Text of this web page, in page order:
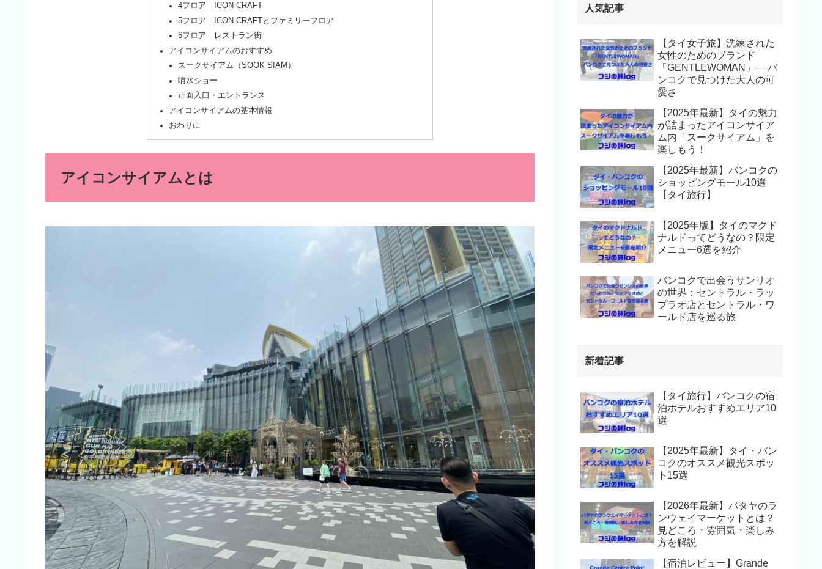
4フロア ICON CRAFT
5フロア ICON CRAFTとファミリーフロア
6フロア レストラン街
アイコンサイアムのおすすめ
スークサイアム（SOOK SIAM）
噴水ショー
正面入口・エントランス
アイコンサイアムの基本情報
おわりに
アイコンサイアムとは
人気記事
【タイ女子旅】洗練された
女性のためのブランド
「GENTLEWOMAN」— バ
ンコクで見つけた大人の可
愛さ
【2025年最新】タイの魅力
が詰まったアイコンサイア
ム内「スークサイアム」を
楽しもう！
【2025年最新】バンコクの
ショッピングモール10選
【タイ旅行】
【2025年版】タイのマクド
ナルドってどうなの？限定
メニュー6選を紹介
バンコクで出会うサンリオ
の世界：セントラル・ラッ
プラオ店とセントラル・ワ
ールド店を巡る旅
新着記事
【タイ旅行】バンコクの宿
泊ホテルおすすめエリア10
選
【2025年最新】タイ・バン
コクのオススメ観光スポッ
ト15選
【2026年最新】パタヤのラ
ンウェイマーケットとは？
見どころ・雰囲気・楽しみ
方を解説
【宿泊レビュー】Grande